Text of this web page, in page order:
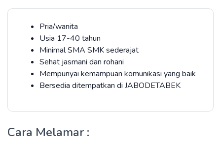
Pria/wanita
Usia 17-40 tahun
Minimal SMA SMK sederajat
Sehat jasmani dan rohani
Mempunyai kemampuan komunikasi yang baik
Bersedia ditempatkan di JABODETABEK
Cara Melamar :